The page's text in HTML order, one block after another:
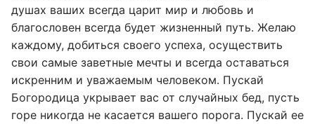
душах ваших всегда царит мир и любовь и
благословен всегда будет жизненный путь. Желаю
каждому, добиться своего успеха, осуществить
свои самые заветные мечты и всегда оставаться
искренним и уважаемым человеком. Пускай
Богородица укрывает вас от случайных бед, пусть
горе никогда не касается вашего порога. Пускай ее